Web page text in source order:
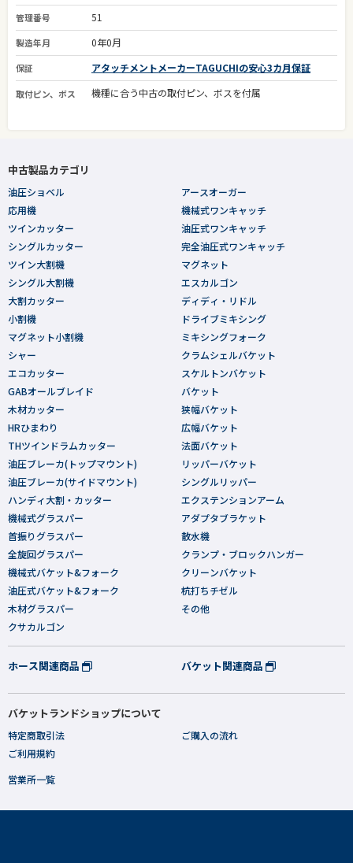
管理番号 51
製造年月 0年0月
保証 アタッチメントメーカーTAGUCHIの安心3カ月保証
取付ピン、ボス 機種に合う中古の取付ピン、ボスを付属
中古製品カテゴリ
油圧ショベル
応用機
ツインカッター
シングルカッター
ツイン大割機
シングル大割機
大割カッター
小割機
マグネット小割機
シャー
エコカッター
GABオールブレイド
木材カッター
HRひまわり
THツインドラムカッター
油圧ブレーカ(トップマウント)
油圧ブレーカ(サイドマウント)
ハンディ大割・カッター
機械式グラスパー
首振りグラスパー
全旋回グラスパー
機械式バケット&フォーク
油圧式バケット&フォーク
木材グラスパー
クサカルゴン
アースオーガー
機械式ワンキャッチ
油圧式ワンキャッチ
完全油圧式ワンキャッチ
マグネット
エスカルゴン
ディディ・リドル
ドライブミキシング
ミキシングフォーク
クラムシェルバケット
スケルトンバケット
バケット
狭幅バケット
広幅バケット
法面バケット
リッパーバケット
シングルリッパー
エクステンションアーム
アダプタブラケット
散水機
クランプ・ブロックハンガー
クリーンバケット
杭打ちチゼル
その他
ホース関連商品 バケット関連商品
バケットランドショップについて
特定商取引法
ご利用規約
ご購入の流れ
営業所一覧